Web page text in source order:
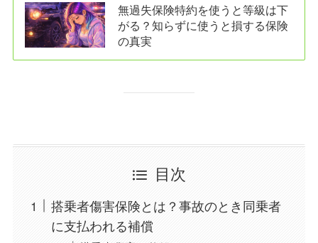
無過失保険特約を使うと等級は下
がる？知らずに使うと損する保険
の真実
目次
搭乗者傷害保険とは？事故のとき同乗者
に支払われる補償